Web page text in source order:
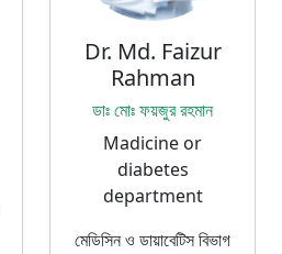
Dr. Md. Faizur
Rahman
ডাঃ মোঃ ফয়জুর রহমান
Madicine or
diabetes
department
মেডিসিন ও ডায়াবেটিস বিভাগ